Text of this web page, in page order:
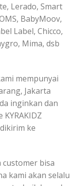
Lerado, Smart
BabyMoov,
Label, Chicco,
Mima, dsb
mempunyai
Jakarta
inginkan dan
ke
customer bisa
kami akan selalu